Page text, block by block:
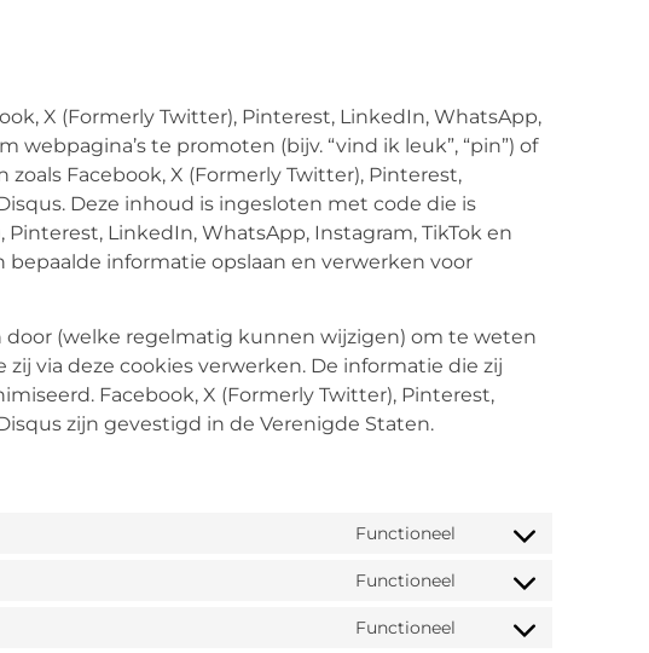
X (Formerly Twitter), Pinterest, LinkedIn, WhatsApp,
webpagina’s te promoten (bijv. “vind ik leuk”, “pin”) of
Facebook, X (Formerly Twitter), Pinterest,
Deze inhoud is ingesloten met code die is
LinkedIn, WhatsApp, Instagram, TikTok en
bepaalde informatie opslaan en verwerken voor
door (welke regelmatig kunnen wijzigen) om te weten
via deze cookies verwerken. De informatie die zij
Facebook, X (Formerly Twitter), Pinterest,
zijn gevestigd in de Verenigde Staten.
Functioneel
Functioneel
Functioneel